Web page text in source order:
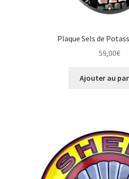
Plaque Sels de
59,00€
Ajouter au